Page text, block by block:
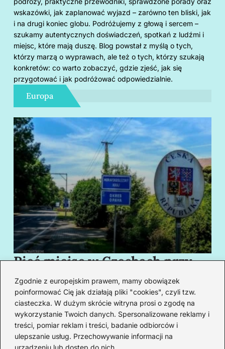
Zgodnie z europejskim prawem, mamy obowiązek
poinformować Cię jak działają pliki "cookies", czyli tzw.
ciasteczka. W dużym skrócie witryna prosi o zgodę na
wykorzystanie Twoich danych. Spersonalizowane reklamy i
treści, pomiar reklam i treści, badanie odbiorców i
ulepszanie usług. Przechowywanie informacji na
urządzeniu lub dostęp do nich.
wskazówki, jak zaplanować wyjazd – zarówno ten bliski, jak
i na drugi koniec globu. Podróżujemy z głową i sercem –
szukamy autentycznych doświadczeń, spotkań z ludźmi i
miejsc, które mają duszę. Blog powstał z myślą o tych,
którzy marzą o wyprawach, ale też o tych, którzy szukają
konkretów: co warto zobaczyć, gdzie zjeść, jak się
przygotować i jak podróżować odpowiedzialnie.
Europa
Pięć miejsc w Czechach przy
granicy, które cię oczarują
swoim urokiem
Redakcja
Od lat podróżuję, by poznawać świat z bliska – nie tylko